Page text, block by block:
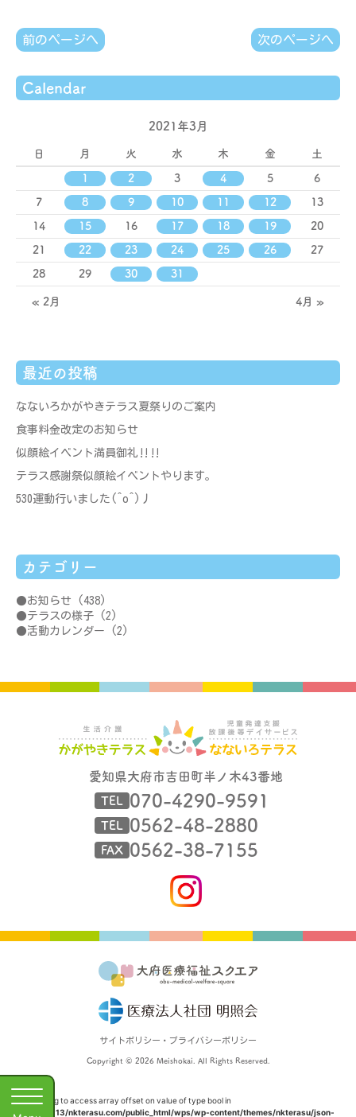
前のページへ 次のページへ
Calendar
2021年3月
日 月 火 水 木 金 土
1 2 3 4 5 6
7 8 9 10 11 12 13
14 15 16 17 18 19 20
21 22 23 24 25 26 27
28 29 30 31
« 2月 4月 »
最近の投稿
なないろかがやきテラス夏祭りのご案内
食事料金改定のお知らせ
似顔絵イベント満員御礼‼‼
テラス感謝祭似顔絵イベントやります。
530運動行いました(^o^)丿
カテゴリー
お知らせ (438)
テラスの様子 (2)
活動カレンダー (2)
愛知県大府市吉田町半ノ木43番地
TEL 070-4290-9591
TEL 0562-48-2880
FAX 0562-38-7155
サイトポリシー・プライバシーポリシー
Copyright © 2026 Meishokai. All Rights Reserved.
Warning: Trying to access array offset on value of type bool in
/home/xs511313/nkterasu.com/public_html/wps/wp-content/themes/nkterasu/json-